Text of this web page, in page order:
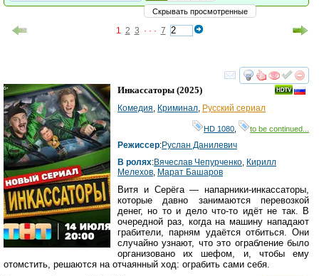
Скрывать просмотренные
1 2 3 · · · 7
смотреть
Инкассаторы (2025)
Комедия Криминал Русский сериал
HD 1080 to be continued...
Режиссер:Руслан Данилевич
В ролях:Вячеслав Чепурченко Кирилл
Мелехов Марат Башаров
Витя и Серёга — напарники-инкассаторы,
которые давно занимаются перевозкой
денег, но то и дело что-то идёт не так. В
очередной раз, когда на машину нападают
грабители, парням удаётся отбиться. Они
случайно узнают, что это ограбление было
организовано их шефом, и, чтобы ему
отомстить, решаются на отчаянный ход: ограбить сами себя.